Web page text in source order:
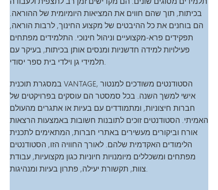
בכיתות, תוך שהם חווים את המציאות היומיומית של ההוראה.
הם בוחנים את כל ההיבטים של מקצוע החינוך, לרבות הוראה,
תפקידים פרא-מקצועיים וניהול חינוכי. התלמידים מפתחים
פעילויות למידה חדשניות ומנסים אותן בכיתות, בעיקר עם
תלמידי גן וילדי בית ספר יסודי.
במסגרת תוכנית VANTAGE, הסטודנטים משודכים למנטור
אישי למשך השנה. בכל סמסטר הם עוסקים בפרויקטים של
חברות חיצוניות, ומתמודדים עם בעיות או אתגרים מהעולם
האמיתי. הסטודנטים זוכים לתובנות חשובות באמצעות הרצאות
אורח וביקורים מעשירים באתרי חברות, המתאימים לתכנית
הלימודים האקדמית שלהם. לאורך החוויה הזו, הסטודנטים
מפתחים ומשכללים מיומנויות חיוניות כגון מקצועיות, עבודת
צוות, תקשורת יעילה, פתרון בעיות ומנהיגות.